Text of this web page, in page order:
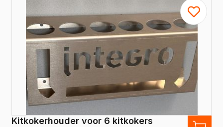
Kitkokerhouder voor 6 kitkokers